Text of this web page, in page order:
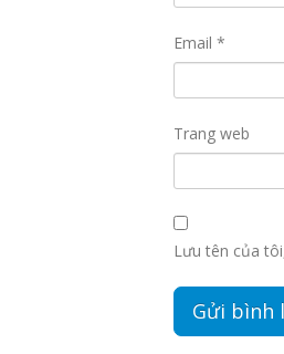
Email *
Trang web
Lưu tên của